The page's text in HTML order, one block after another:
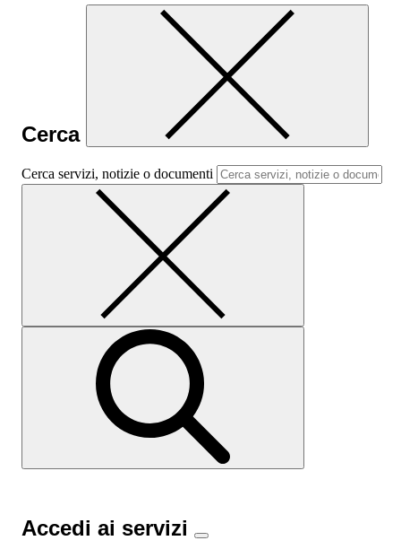
Cerca
Cerca servizi, notizie o documenti
Accedi ai servizi